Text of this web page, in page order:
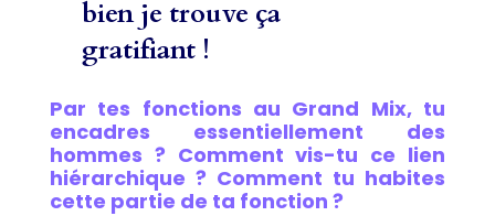
bien je trouve ça
gratifiant !
Par tes fonctions au Grand Mix, tu
encadres essentiellement des
hommes ? Comment vis-tu ce lien
hiérarchique ? Comment tu habites
cette partie de ta fonction ?